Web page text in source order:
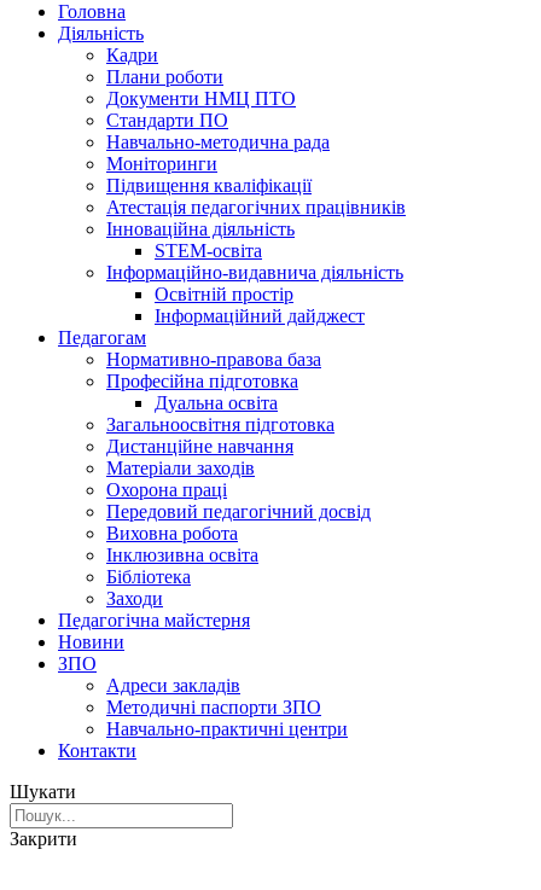
Головна
Діяльність
Кадри
Плани роботи
Документи НМЦ ПТО
Стандарти ПО
Навчально-методична рада
Моніторинги
Підвищення кваліфікації
Атестація педагогічних працівників
Інноваційна діяльність
STEM-освіта
Інформаційно-видавнича діяльність
Освітній простір
Інформаційний дайджест
Педагогам
Нормативно-правова база
Професійна підготовка
Дуальна освіта
Загальноосвітня підготовка
Дистанційне навчання
Матеріали заходів
Охорона праці
Передовий педагогічний досвід
Виховна робота
Інклюзивна освіта
Бібліотека
Заходи
Педагогічна майстерня
Новини
ЗПО
Адреси закладів
Методичні паспорти ЗПО
Навчально-практичні центри
Контакти
Шукати
Закрити